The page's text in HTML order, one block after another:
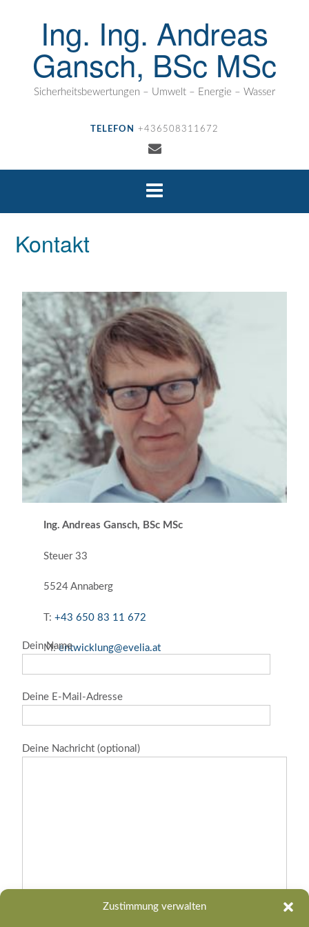
Zustimmung verwalten
Ing. Ing. Andreas
Gansch, BSc MSc
Sicherheitsbewertungen – Umwelt – Energie – Wasser
TELEFON +436508311672
Kontakt
Ing. Andreas Gansch, BSc MSc
Steuer 33
5524 Annaberg
T: +43 650 83 11 672
M:entwicklung@evelia.at
Dein Name
Deine E-Mail-Adresse
Deine Nachricht (optional)